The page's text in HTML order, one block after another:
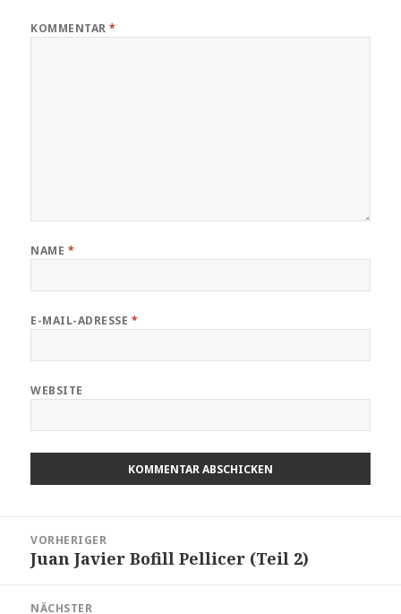
KOMMENTAR*
NAME *
E-MAIL-ADRESSE *
WEBSITE
VORHERIGER
Vorheriger
Juan Javier Bofill Pellicer (Teil 2)
NÄCHSTER